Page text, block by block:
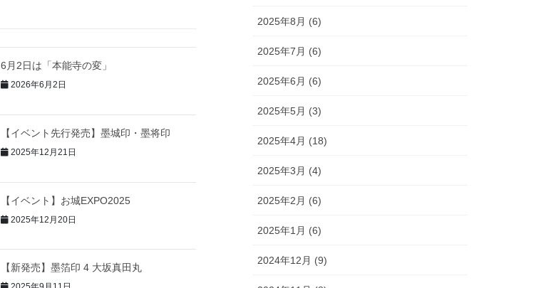
6月2日は「本能寺の変」
2026年6月2日
【イベント先行発売】墨城印・墨将印
2025年12月21日
【イベント】お城EXPO2025
2025年12月20日
【新発売】墨箔印 4 大坂真田丸
2025年8月 (6)
2025年7月 (6)
2025年6月 (6)
2025年5月 (3)
2025年4月 (18)
2025年3月 (4)
2025年2月 (6)
2025年1月 (6)
2024年12月 (9)